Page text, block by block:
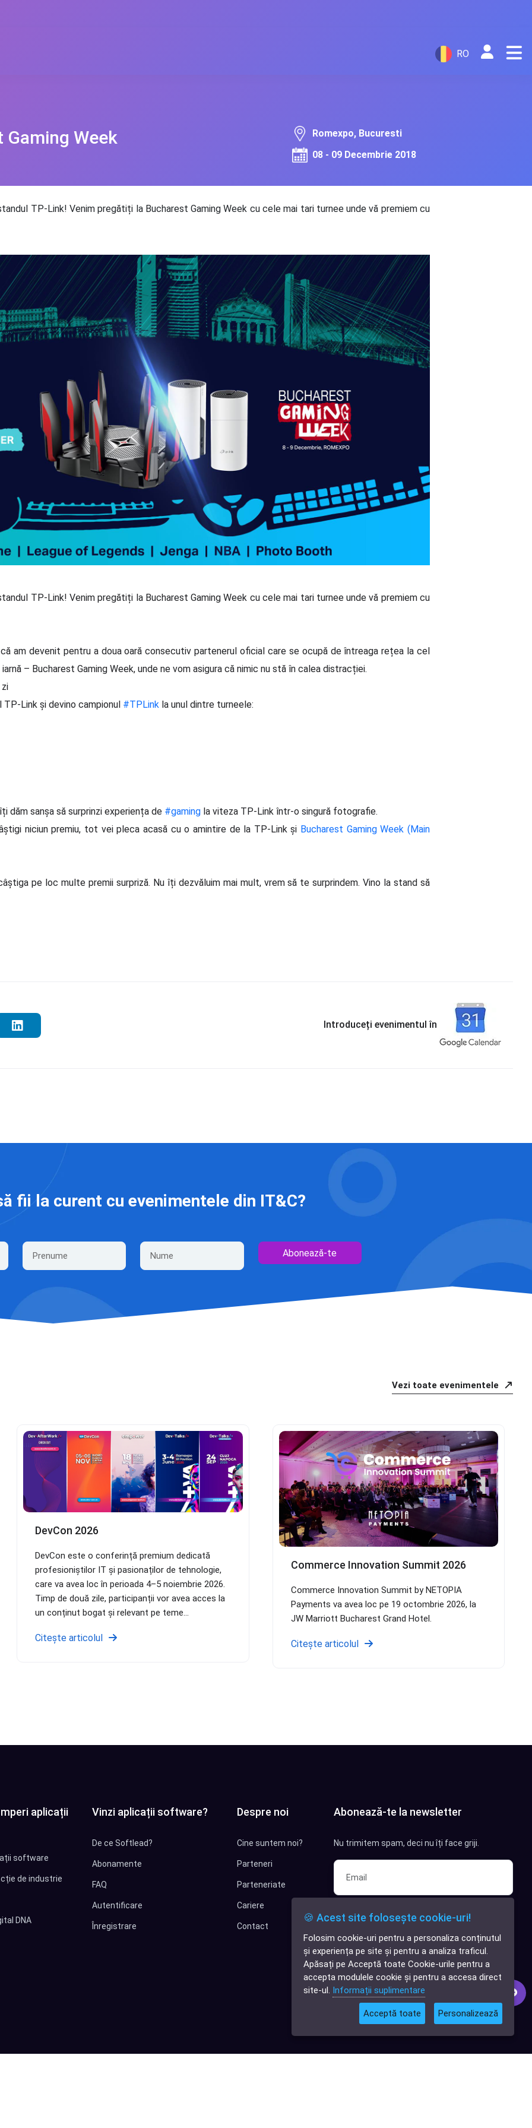
✕
Cauți o aplicație
software?
RO
Week
Romexpo, Bucuresti
08 - 09 Decembrie 2018
TP-Link! Venim pregătiți la Bucharest Gaming Week cu cele mai tari turnee unde vă premiem cu
TP-Link! Venim pregătiți la Bucharest Gaming Week cu cele mai tari turnee unde vă premiem cu
am devenit pentru a doua oară consecutiv partenerul oficial care se ocupă de întreaga rețea la cel
– Bucharest Gaming Week, unde ne vom asigura că nimic nu stă în calea distracției.
Link și devino campionul #TPLink la unul dintre turneele:
dăm sanșa să surprinzi experiența de #gaming la viteza TP-Link într-o singură fotografie.
niciun premiu, tot vei pleca acasă cu o amintire de la TP-Link și Bucharest Gaming Week (Main
pe loc multe premii surpriză. Nu îți dezvăluim mai mult, vrem să te surprindem. Vino la stand să
Introduceți evenimentul în
fii la curent cu evenimentele din IT&C?
Abonează-te
Vezi toate evenimentele
DevCon 2026
DevCon este o conferință premium dedicată
profesioniștilor IT și pasionaților de tehnologie,
care va avea loc în perioada 4–5 noiembrie 2026.
Timp de două zile, participanții vor avea acces la
un conținut bogat și relevant pe teme...
Citește articolul
Commerce Innovation Summit 2026
Commerce Innovation Summit by NETOPIA
Payments va avea loc pe 19 octombrie 2026, la
JW Marriott Bucharest Grand Hotel.
Citește articolul
aplicații
software
de industrie
DNA
Vinzi aplicații software?
De ce Softlead?
Abonamente
FAQ
Autentificare
Înregistrare
Despre noi
Cine suntem noi?
Parteneri
Parteneriate
Cariere
Contact
Abonează-te la newsletter
Nu trimitem spam, deci nu îți face griji.
Sunt interesat de clienți pentru
compania mea IT
Sunt interesat de achiziții software
Abonează-te
🍪 Acest site folosește cookie-uri!
Folosim cookie-uri pentru a personaliza conținutul
și experiența pe site și pentru a analiza traficul.
Apăsați pe Acceptă toate Cookie-urile pentru a
accepta modulele cookie și pentru a accesa direct
site-ul. Informații suplimentare
Acceptă toate Personalizează